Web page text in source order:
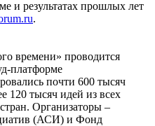
и результатах прошлых лет
.
времени» проводится
платформе
почти 600 тысяч
120 тысяч идей из всех
Организаторы –
(АСИ) и Фонд